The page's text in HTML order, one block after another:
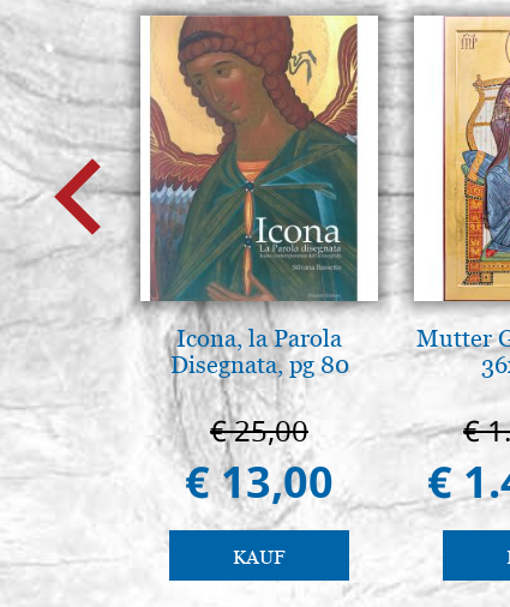
Icona, la Parola
Disegnata, pg 80
€ 25,00
€ 13,00
KAUF
Mutter
€
€